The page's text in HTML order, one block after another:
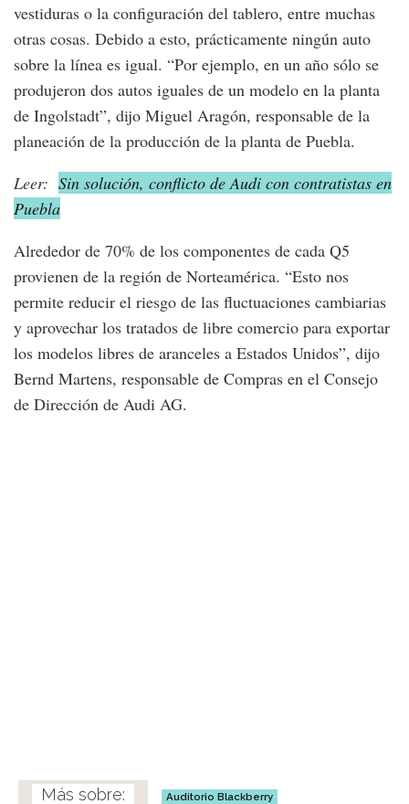
vestiduras o la configuración del tablero, entre muchas
otras cosas. Debido a esto, prácticamente ningún auto
sobre la línea es igual. “Por ejemplo, en un año sólo se
produjeron dos autos iguales de un modelo en la planta
de Ingolstadt”, dijo Miguel Aragón, responsable de la
planeación de la producción de la planta de Puebla.
Leer: Sin solución, conflicto de Audi con contratistas en
Puebla
Alrededor de 70% de los componentes de cada Q5
provienen de la región de Norteamérica. “Esto nos
permite reducir el riesgo de las fluctuaciones cambiarias
y aprovechar los tratados de libre comercio para exportar
los modelos libres de aranceles a Estados Unidos”, dijo
Bernd Martens, responsable de Compras en el Consejo
de Dirección de Audi AG.
Auditorio Blackberry